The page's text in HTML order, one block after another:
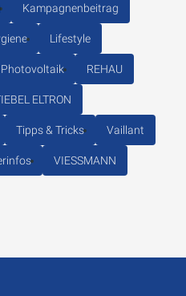
Kampagnenbeitrag
Lifestyle
Photovoltaik REHAU
ELTRON
Tipps & Tricks Vaillant
VIESSMANN